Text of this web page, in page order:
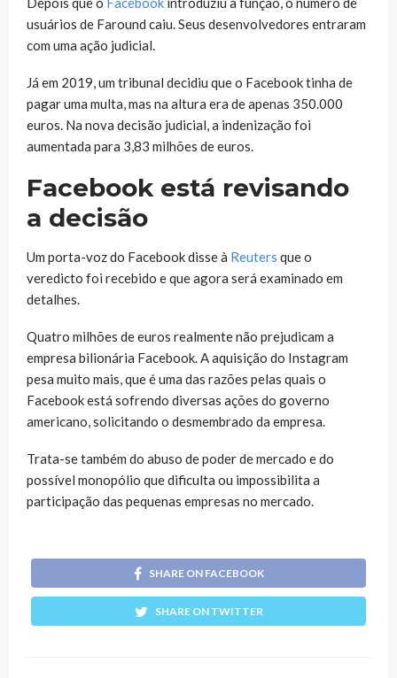
usuários de Faround caiu. Seus desenvolvedores entraram
com uma ação judicial.
Já em 2019, um tribunal decidiu que o Facebook tinha de
pagar uma multa, mas na altura era de apenas 350.000
euros. Na nova decisão judicial, a indenização foi
aumentada para 3,83 milhões de euros.
Facebook está revisando
a decisão
Um porta-voz do Facebook disse à Reuters que o
veredicto foi recebido e que agora será examinado em
detalhes.
Quatro milhões de euros realmente não prejudicam a
empresa bilionária Facebook. A aquisição do Instagram
pesa muito mais, que é uma das razões pelas quais o
Facebook está sofrendo diversas ações do governo
americano, solicitando o desmembrado da empresa.
Trata-se também do abuso de poder de mercado e do
possível monopólio que dificulta ou impossibilita a
participação das pequenas empresas no mercado.
SHARE ON FACEBOOK
SHARE ON TWITTER